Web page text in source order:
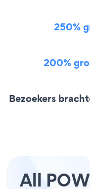
250%
200%
Bezoekers
All